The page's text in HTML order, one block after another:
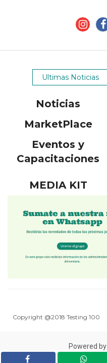
Ultimas Noticias
Noticias
MarketPlace
Eventos y
Capacitaciones
MEDIA KIT
Copyright @2018 Testing 100
Powered by